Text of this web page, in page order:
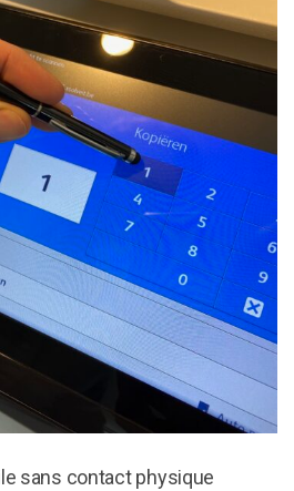
sans contact physique